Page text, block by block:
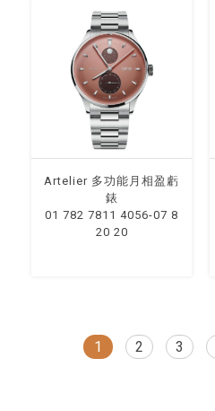
Artelier 多功能月相盈虧
錶
01 782 7811 4056-07 8
20 20
1 2 3